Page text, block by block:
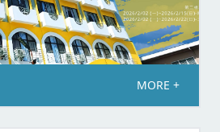
MORE +